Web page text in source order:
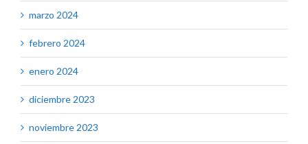
marzo 2024
febrero 2024
enero 2024
diciembre 2023
noviembre 2023